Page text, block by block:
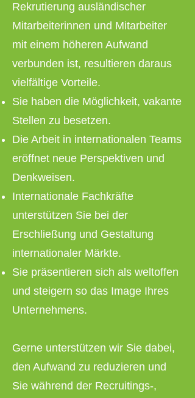
Rekrutierung ausländischer
Mitarbeiterinnen und Mitarbeiter
mit einem höheren Aufwand
verbunden ist, resultieren daraus
vielfältige Vorteile.
Sie haben die Möglichkeit, vakante
Stellen zu besetzen.
Die Arbeit in internationalen Teams
eröffnet neue Perspektiven und
Denkweisen.
Internationale Fachkräfte
unterstützen Sie bei der
Erschließung und Gestaltung
internationaler Märkte.
Sie präsentieren sich als weltoffen
und steigern so das Image Ihres
Unternehmens.
Gerne unterstützen wir Sie dabei,
den Aufwand zu reduzieren und
Sie während der Recruitings-,